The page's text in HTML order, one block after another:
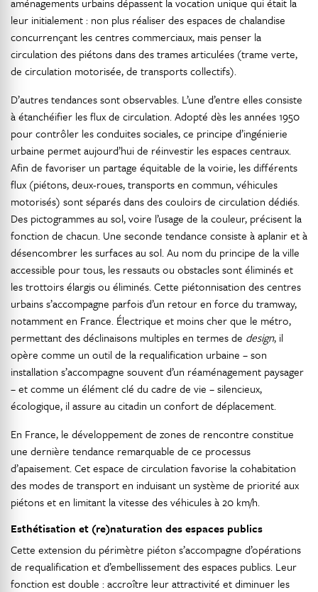
leur initialement : non plus réaliser des espaces de chalandise
concurrençant les centres commerciaux, mais penser la
circulation des piétons dans des trames articulées (trame verte,
de circulation motorisée, de transports collectifs).
D’autres tendances sont observables. L’une d’entre elles consiste
à étanchéifier les flux de circulation. Adopté dès les années 1950
pour contrôler les conduites sociales, ce principe d’ingénierie
urbaine permet aujourd’hui de réinvestir les espaces centraux.
Afin de favoriser un partage équitable de la voirie, les différents
flux (piétons, deux-roues, transports en commun, véhicules
motorisés) sont séparés dans des couloirs de circulation dédiés.
Des pictogrammes au sol, voire l’usage de la couleur, précisent la
fonction de chacun. Une seconde tendance consiste à aplanir et à
désencombrer les surfaces au sol. Au nom du principe de la ville
accessible pour tous, les ressauts ou obstacles sont éliminés et
les trottoirs élargis ou éliminés. Cette piétonnisation des centres
urbains s’accompagne parfois d’un retour en force du tramway,
notamment en France. Électrique et moins cher que le métro,
permettant des déclinaisons multiples en termes de design, il
opère comme un outil de la requalification urbaine – son
installation s’accompagne souvent d’un réaménagement paysager
– et comme un élément clé du cadre de vie – silencieux,
écologique, il assure au citadin un confort de déplacement.
En France, le développement de zones de rencontre constitue
une dernière tendance remarquable de ce processus
d’apaisement. Cet espace de circulation favorise la cohabitation
des modes de transport en induisant un système de priorité aux
piétons et en limitant la vitesse des véhicules à 20 km/h.
Esthétisation et (re)naturation des espaces publics
Cette extension du périmètre piéton s’accompagne d’opérations
de requalification et d’embellissement des espaces publics. Leur
fonction est double : accroître leur attractivité et diminuer les